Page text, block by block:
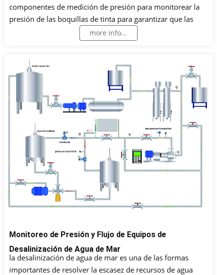
componentes de medición de presión para monitorear la
presión de las boquillas de tinta para garantizar que las
boquillas puedan expulsar tinta continuamente cuando
reciben señales de impresión para lograr resultados de
more info...
Monitoreo de Presión y Flujo de Equipos de
Desalinización de Agua de Mar
la desalinización de agua de mar es una de las formas
importantes de resolver la escasez de recursos de agua